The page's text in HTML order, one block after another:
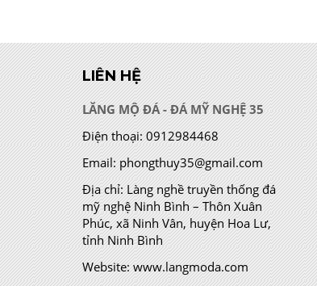
LIÊN HỆ
LĂNG MỘ ĐÁ - ĐÁ MỸ NGHỆ 35
Điện thoại: 0912984468
Email: phongthuy35@gmail.com
Địa chỉ:Làng nghề truyền thống đá
mỹ nghệ Ninh Bình – Thôn Xuân
Phúc, xã Ninh Vân, huyện Hoa Lư,
tỉnh Ninh Bình
Website: www.langmoda.com